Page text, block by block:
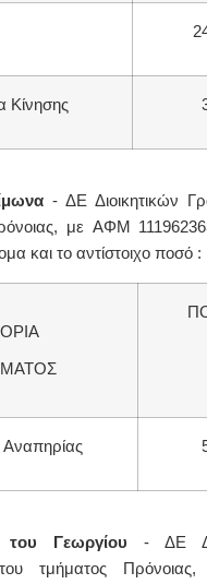
Κίνησης
- ΔΕ Διοικητικών
με ΑΦΜ
και το αντίστοιχο ποσό :
Αναπηρίας
του Γεωργίου - ΔΕ
τμήματος